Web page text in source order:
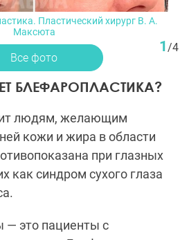
Пластический хирург В. А.
Максюта
1 /4
Все фото
БЛЕФАРОПЛАСТИКА?
людям, желающим
кожи и жира в области
при глазных
как синдром сухого глаза
это пациенты с